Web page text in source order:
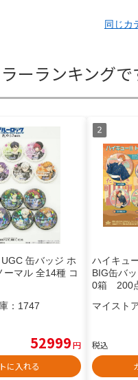
同じカ
ーランキングで
缶バッジ ホ
ーマル 全14種 コ
： 1747
52999円
に入れる
ハイキュ
BIG缶バ
0箱 200
マイスト
税込